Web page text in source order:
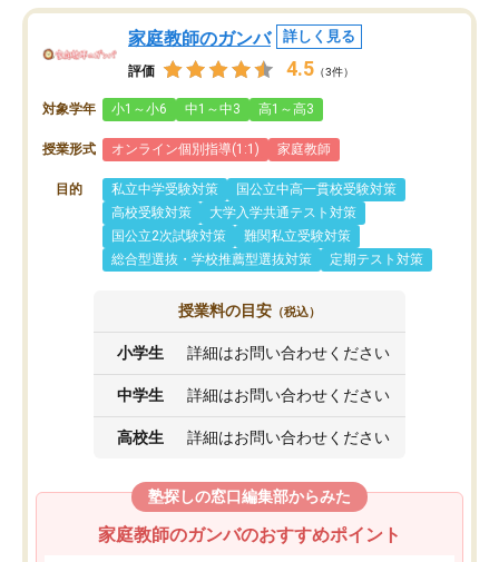
家庭教師のガンバ 詳しく見る
評価 4.5 （3件）
対象学年 小1～小6 中1～中3 高1～高3
授業形式 オンライン個別指導(1:1) 家庭教師
目的 私立中学受験対策
国公立中高一貫校受験対策
高校受験対策
大学入学共通テスト対策
国公立2次試験対策
難関私立受験対策
総合型選抜・学校推薦型選抜対策
定期テスト対策
授業料の目安 （税込）
小学生 詳細はお問い合わせください
中学生 詳細はお問い合わせください
高校生 詳細はお問い合わせください
塾探しの窓口編集部からみた
家庭教師のガンバのおすすめポイント